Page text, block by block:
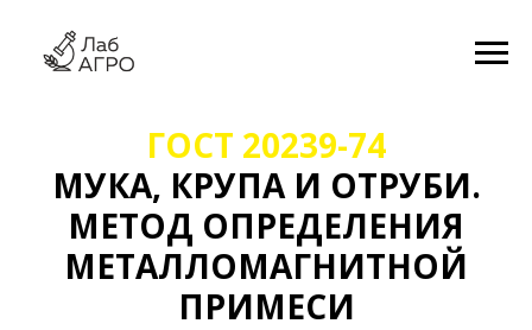
ГОСТ 20239-74
МУКА, КРУПА И ОТРУБИ.
МЕТОД ОПРЕДЕЛЕНИЯ
МЕТАЛЛОМАГНИТНОЙ
ПРИМЕСИ